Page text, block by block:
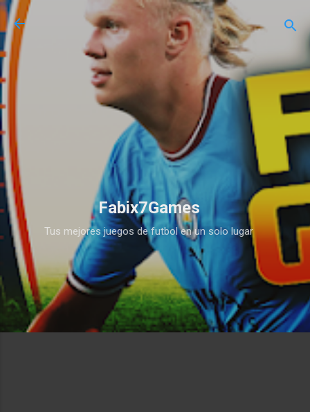
Ir al contenido principal
Fabix7Games
Tus mejores juegos de futbol en un solo lugar